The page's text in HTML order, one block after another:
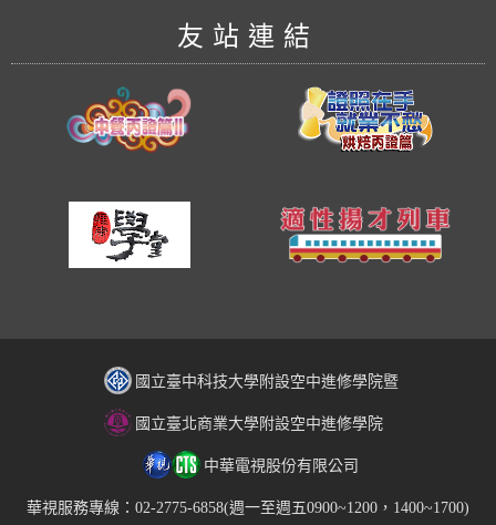
友站連結
國立臺中科技大學附設空中進修學院暨
國立臺北商業大學附設空中進修學院
中華電視股份有限公司
華視服務專線：02-2775-6858(週一至週五0900~1200，1400~1700)